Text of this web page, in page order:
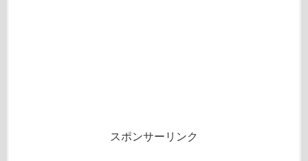
スポンサーリンク